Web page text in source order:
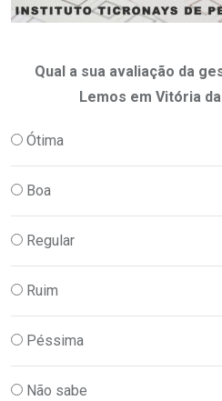
Qual a sua avaliação da
Lemos em Vitória
Ótima
Boa
Regular
Ruim
Péssima
Não sabe